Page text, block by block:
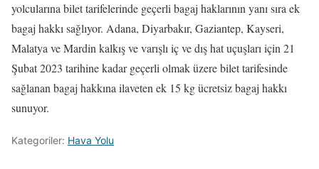
yolcularına bilet tarifelerinde geçerli bagaj haklarının yanı sıra ek
bagaj hakkı sağlıyor. Adana, Diyarbakır, Gaziantep, Kayseri,
Malatya ve Mardin kalkış ve varışlı iç ve dış hat uçuşları için 21
Şubat 2023 tarihine kadar geçerli olmak üzere bilet tarifesinde
sağlanan bagaj hakkına ilaveten ek 15 kg ücretsiz bagaj hakkı
sunuyor.
Kategoriler: Hava Yolu